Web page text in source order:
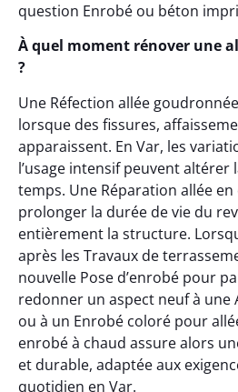
question Enrobé ou béton
À quel moment rénover une
?
Une Réfection allée
lorsque des fissures,
apparaissent. En Var, les
l’usage intensif peuvent altérer
temps. Une Réparation allée
prolonger la durée de vie du
entièrement la structure.
après les Travaux de
nouvelle Pose d’enrobé pour
redonner un aspect neuf à une
ou à un Enrobé coloré pour
enrobé à chaud assure alors
et durable, adaptée aux
quotidien en Var.